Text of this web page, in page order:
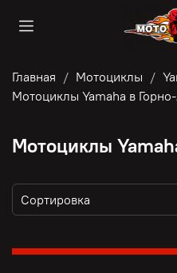
Главная Мотоциклы
Мотоциклы Yamaha в
Мотоциклы